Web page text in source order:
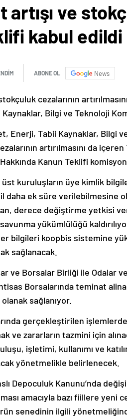
ve
kabul edildi
ABONE OL News
cezalarının
Bilgi ve Teknoloji
Enerji, Tabii Kaynaklar, Bilgi
artırılmasını da
Hakkında Kanun Teklifi
kuruluşların üye kimlik
daha ek süre verilebilmesine
derece değiştirme yetkisi
yükümlülüğü
bilgileri koopbis sistemine
sağlanacak.
ve Borsalar Birliği ile Odalar
Borsalarında teminat
sağlanıyor.
gerçekleştirilen
ve zararların tazmini için
işletimi, kullanımı ve
yönetmelikle belirlenecek.
Depoculuk Kanunu’nda
amacıyla bazı fiillere
senedinin ilgili